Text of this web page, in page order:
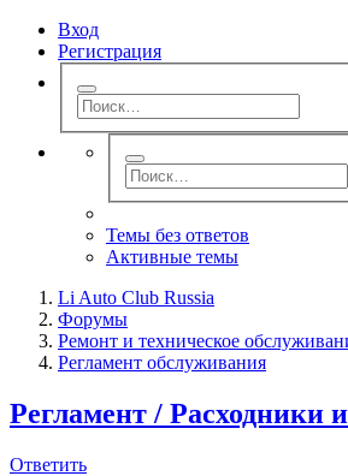
Вход
Регистрация
Темы без ответов
Активные темы
Li Auto Club Russia
Форумы
Ремонт и техническое
Регламент обслуживания
Регламент / Расходники
Ответить